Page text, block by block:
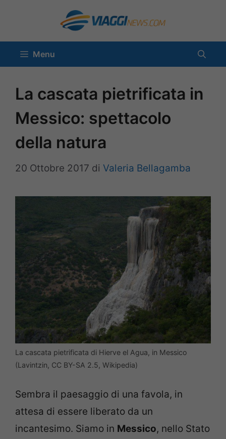
contenuto
Menu
La cascata pietrificata in
Messico: spettacolo
della natura
20 Ottobre 2017 di Valeria Bellagamba
La cascata pietrificata di Hierve el Agua, in Messico
(Lavintzin, CC BY-SA 2.5, Wikipedia)
Sembra il paesaggio di una favola, in
attesa di essere liberato da un
incantesimo. Siamo in Messico, nello Stato